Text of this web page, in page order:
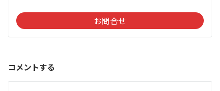
お問合せ
コメントする